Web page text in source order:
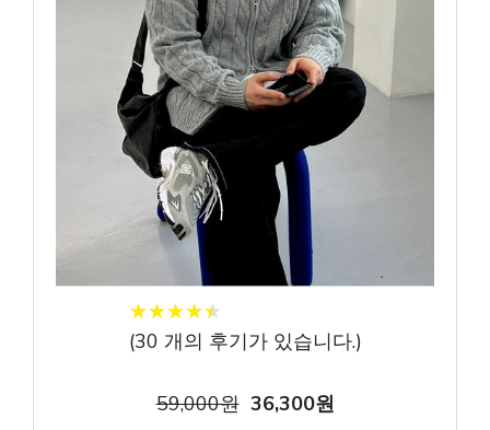
★★★★★
★★★★★
(30 개의 후기가 있습니다.)
59,000원 36,300원